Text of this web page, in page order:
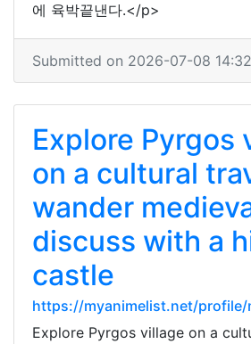
에 육박끝낸다.</p>
Submitted on 2026-07-08
Explore Pyrgos
on a cultural
wander
discuss with a
castle
https://myanimelist.net/profile/
Explore Pyrgos village on a